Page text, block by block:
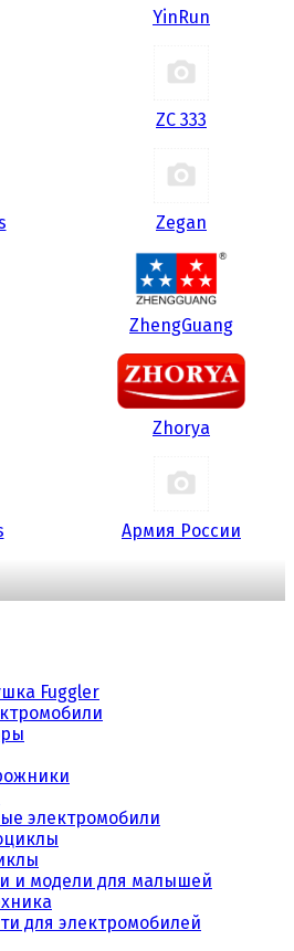
YinRun
ZC 333
Zegan
ZhengGuang
Zhorya
Армия России
Fuggler
электромобили
и модели для малышей
для электромобилей